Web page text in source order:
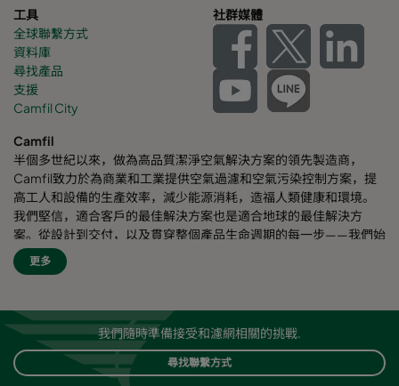
工具
全球聯繫方式
資料庫
尋找產品
支援
Camfil City
社群媒體
Camfil
半個多世紀以來，做為高品質潔淨空氣解決方案的領先製造商，
Camfil致力於為商業和工業提供空氣過濾和空氣污染控制方案，提
高工人和設備的生產效率，減少能源消耗，造福人類健康和環境。
我們堅信，適合客戶的最佳解決方案也是適合地球的最佳解決方
案。從設計到交付，以及貫穿整個產品生命週期的每一步——我們始
終考慮我們的事業對周圍員工乃至對整個世界的影響。我們採用全
新的問題解決方案、創新的設計、精準的工藝控制，高度重視客
人都能輕鬆呼吸潔淨空氣。Camfil自豪地為客戶提供服務和支援。
我們的客戶來自不同行業和不同區域，遍佈世界各個角落。Camfil
致力於保護人員健康、工藝流程以及環境安全。
更多
我們隨時準備接受和濾網相關的挑戰.
尋找聯繫方式